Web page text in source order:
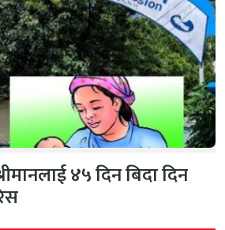
४५ दिन बिदा दिन